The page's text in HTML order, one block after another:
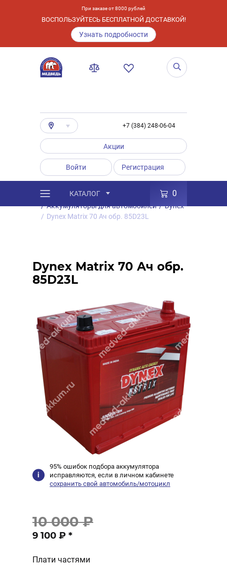
При заказе от 8000 рублей
ВОСПОЛЬЗУЙТЕСЬ БЕСПЛАТНОЙ ДОСТАВКОЙ!
Узнать подробности
+7 (384) 248-06-04
Акции
Войти Регистрация
КАТАЛОГ 0
Каталог / Товары
Аккумуляторы
/ Аккумуляторы для автомобилей / Dynex
/ Dynex Matrix 70 Ач обр. 85D23L
Dynex Matrix 70 Ач обр.
85D23L
95% ошибок подбора аккумулятора
исправляются, если в личном кабинете
сохранить свой автомобиль/мотоцикл
10 000 ₽
9 100 ₽ *
Плати частями